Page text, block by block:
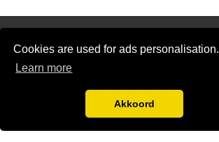
Cookies are used for ads personalisation.
Learn more
Akkoord